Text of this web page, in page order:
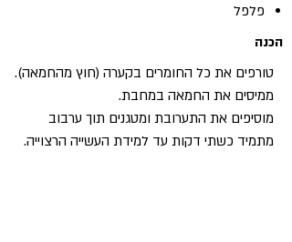
פלפל
הכנה
טורפים את כל החומרים בקערה (חוץ מהחמאה).
ממיסים את החמאה במחבת.
מוסיפים את התערובת ומטגנים תוך ערבוב
מתמיד כשתי דקות עד למידת העשייה הרצוייה.